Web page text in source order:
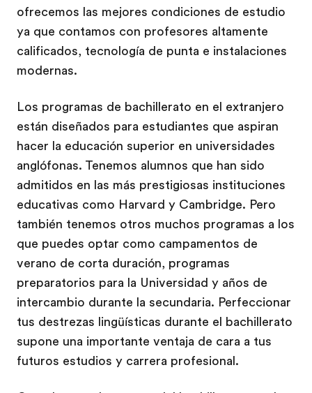
ofrecemos las mejores condiciones de estudio
ya que contamos con profesores altamente
calificados, tecnología de punta e instalaciones
modernas.
Los programas de bachillerato en el extranjero
están diseñados para estudiantes que aspiran
hacer la educación superior en universidades
anglófonas. Tenemos alumnos que han sido
admitidos en las más prestigiosas instituciones
educativas como Harvard y Cambridge. Pero
también tenemos otros muchos programas a los
que puedes optar como campamentos de
verano de corta duración, programas
preparatorios para la Universidad y años de
intercambio durante la secundaria. Perfeccionar
tus destrezas lingüísticas durante el bachillerato
supone una importante ventaja de cara a tus
futuros estudios y carrera profesional.